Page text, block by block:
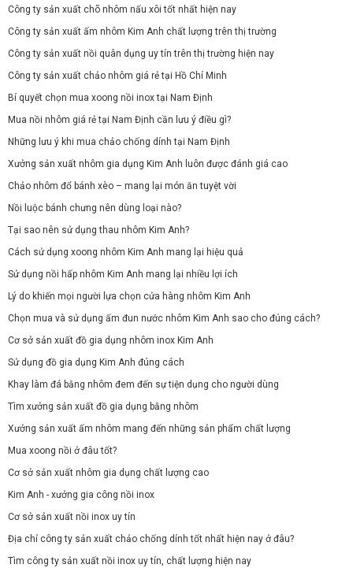
Công ty sản xuất chõ nhôm nấu xôi tốt nhất hiện nay
Công ty sản xuất ấm nhôm Kim Anh chất lượng trên thị trường
Công ty sản xuất nồi quân dụng uy tín trên thị trường hiện nay
Công ty sản xuất chảo nhôm giá rẻ tại Hồ Chí Minh
Bí quyết chọn mua xoong nồi inox tại Nam Định
Mua nồi nhôm giá rẻ tại Nam Định cần lưu ý điều gì?
Những lưu ý khi mua chảo chống dính tại Nam Định
Xưởng sản xuất nhôm gia dụng Kim Anh luôn được đánh giá cao
Chảo nhôm đổ bánh xèo – mang lại món ăn tuyệt vời
Nồi luộc bánh chưng nên dùng loại nào?
Tại sao nên sử dụng thau nhôm Kim Anh?
Cách sử dụng xoong nhôm Kim Anh mang lại hiệu quả
Sử dụng nồi hấp nhôm Kim Anh mang lại nhiều lợi ích
Lý do khiến mọi người lựa chọn cửa hàng nhôm Kim Anh
Chọn mua và sử dụng ấm đun nước nhôm Kim Anh sao cho đúng cách?
Cơ sở sản xuất đồ gia dụng nhôm inox Kim Anh
Sử dụng đồ gia dụng Kim Anh đúng cách
Khay làm đá bằng nhôm đem đến sự tiện dụng cho người dùng
Tìm xưởng sản xuất đồ gia dụng bằng nhôm
Xưởng sản xuất ấm nhôm mang đến những sản phẩm chất lượng
Mua xoong nồi ở đâu tốt?
Cơ sở sản xuất nhôm gia dụng chất lượng cao
Kim Anh - xưởng gia công nồi inox
Cơ sở sản xuất nồi inox uy tín
Địa chỉ công ty sản xuất chảo chống dính tốt nhất hiện nay ở đâu?
Tìm công ty sản xuất nồi inox uy tín, chất lượng hiện nay